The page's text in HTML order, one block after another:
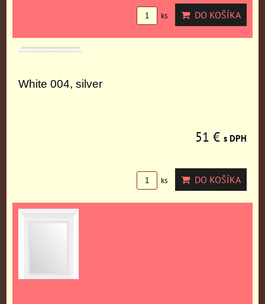
ks DO KOŠÍKA
White 004, silver
51 € s DPH
ks DO KOŠÍKA